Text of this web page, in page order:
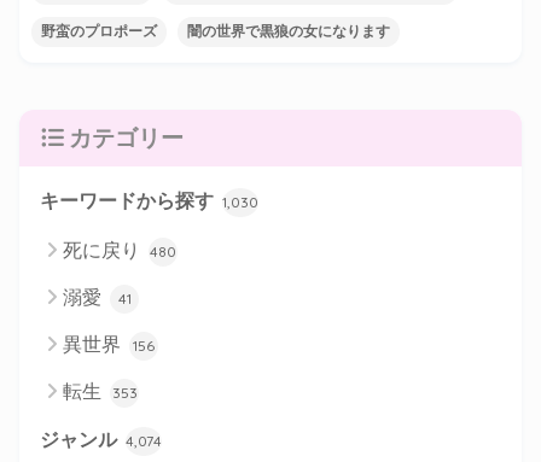
野蛮のプロポーズ 闇の世界で黒狼の女になります
カテゴリー
キーワードから探す 1,030
死に戻り 480
溺愛 41
異世界 156
転生 353
ジャンル 4,074